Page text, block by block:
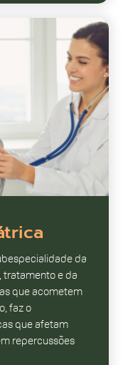
da
e da
que acometem
faz o
que afetam
repercussões